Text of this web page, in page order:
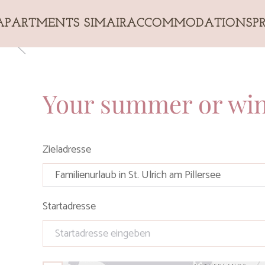
Skip to main contentSIMAIRACCOMMODATIONS
Your summer or
Zieladresse
Startadresse